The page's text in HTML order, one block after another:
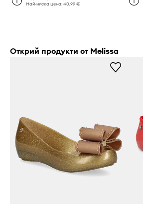
Най-ниска цена:40,99 €
Открий продукти от Melissa